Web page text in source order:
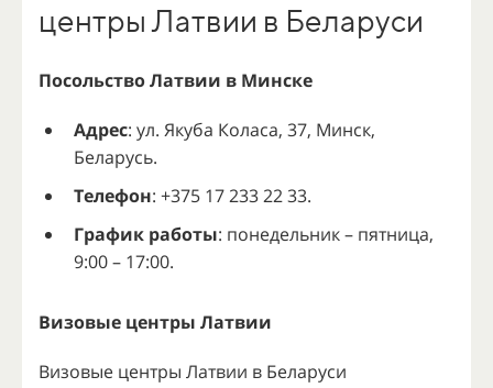
центры Латвии в Беларуси
Посольство Латвии в Минске
Адрес: ул. Якуба Коласа, 37, Минск,
Беларусь.
Телефон: +375 17 233 22 33.
График работы: понедельник – пятница,
9:00 – 17:00.
Визовые центры Латвии
Визовые центры Латвии в Беларуси